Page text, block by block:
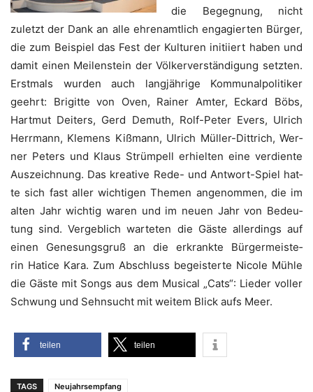
die Begeg­nung, nicht
zuletzt der Dank an alle ehren­amt­lich enga­gier­ten Bür­ger,
die zum Bei­spiel das Fest der Kul­tu­ren initi­iert haben und
damit einen Mei­len­stein der Völ­ker­ver­stän­di­gung setz­ten.
Erst­mals wur­den auch lang­jäh­ri­ge Kom­mu­nal­po­li­ti­ker
geehrt: Bri­git­te von Oven, Rai­ner Amter, Eckard Böbs,
Hart­mut Dei­ters, Gerd Demuth, Rolf-Peter Evers, Ulrich
Herr­mann, Kle­mens Kiß­mann, Ulrich Mül­ler-Dittrich, Wer­
ner Peters und Klaus Strüm­pell erhiel­ten eine ver­dien­te
Aus­zeich­nung. Das krea­ti­ve Rede- und Ant­wort-Spiel hat­
te sich fast aller wich­ti­gen The­men ange­nom­men, die im
alten Jahr wich­tig waren und im neu­en Jahr von Bedeu­
tung sind. Ver­geb­lich war­te­ten die Gäs­te aller­dings auf
einen Gene­sungs­gruß an die erkrank­te Bür­ger­meis­te­
rin Hati­ce Kara. Zum Abschluss begeis­ter­te Nico­le Müh­le
die Gäs­te mit Songs aus dem Musi­cal „Cats“: Lie­der vol­ler
Schwung und Sehn­sucht mit wei­tem Blick aufs Meer.
tei­len tei­len
TAGS Neujahrsempfang